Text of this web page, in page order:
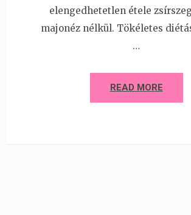
elengedhetetlen étele
majonéz nélkül. Tökéletes
…
READ MORE